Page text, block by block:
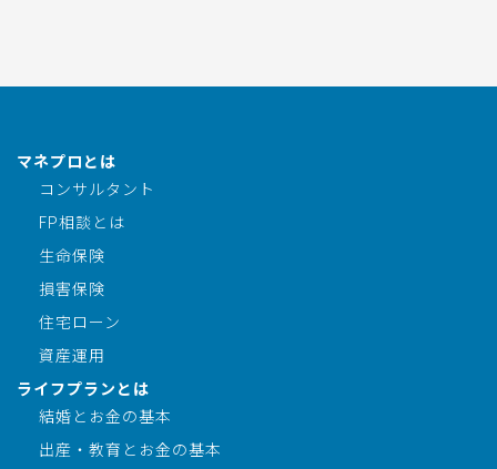
マネプロとは
コンサルタント
FP相談とは
生命保険
損害保険
住宅ローン
資産運用
ライフプランとは
結婚とお金の基本
出産・教育とお金の基本